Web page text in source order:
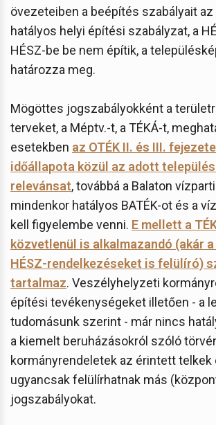
övezeteiben a beépítés szabályait
hatályos helyi építési szabályzat, a
HÉSZ-be be nem építik, a
határozza meg.
Mögöttes jogszabályokként a
terveket, a Méptv.-t, a TÉKÁ-t,
esetekben az OTÉK II. és III.
időállapota közül az adott
relevánsat, továbbá a Balaton
mindenkor hatályos BATÉK-ot és a
kell figyelembe venni. E mellett a
közvetlenül is alkalmazandó (akár
HÉSZ-rendelkezéseket is felülíró)
tartalmaz. Veszélyhelyzeti
építési tevékenységeket illetően - a
tudomásunk szerint - már nincs
a kiemelt beruházásokról szóló
kormányrendeletek az érintett telkek
ugyancsak felülírhatnak más
jogszabályokat.